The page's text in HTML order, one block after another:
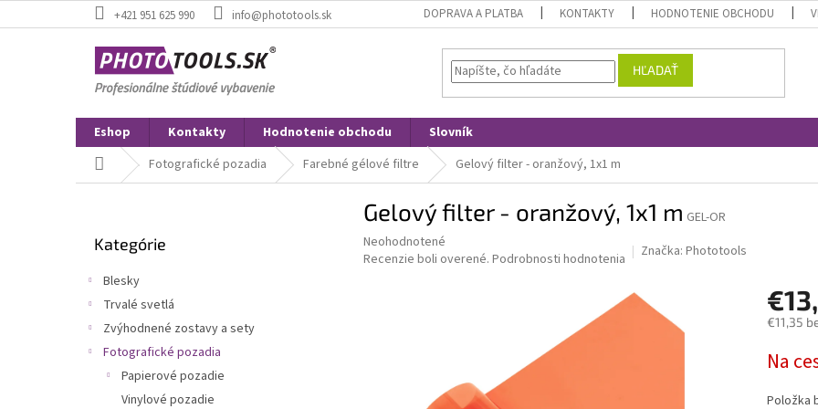
na
+421 951 625 990 info@phototools.sk DOPRAVA A PLATBA KONTAKTY HODNOTENIE OBCHODU
HĽADAŤ
Eshop Kontakty Hodnotenie obchodu
Slovník
DomovFotografické pozadia Farebné gélové filtre Gelový filter - oranžový, 1x1 m
kategórie
Kategórie
Blesky
Trvalé svetlá
Zvýhodnené zostavy a sety
Fotografické pozadia
Papierové pozadie
Vinylové pozadie
Gelový filter - oranžový, 1x1 m GEL-OR
Priemerné
hodnotenie
Neohodnotené
Recenzie boli overené. Podrobnosti hodnotenia Značka: Phototools
€11,35
cena:
Na
Položka